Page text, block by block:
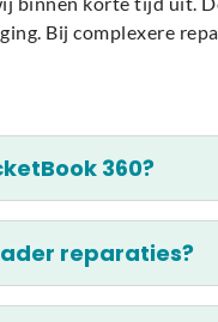
Bij complexere
360?
reparaties?